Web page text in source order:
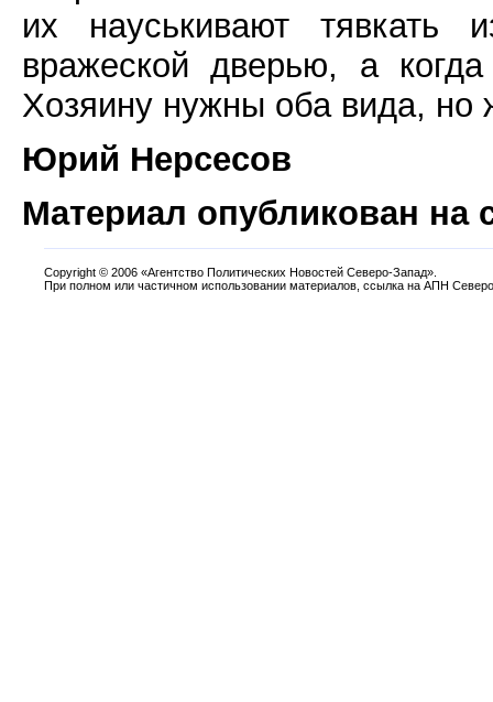
их науськивают
вражеской дверью, а
Хозяину нужны оба вида, но
Юрий Нерсесов
Материал опубликован на
Copyright © 2006 «Агентство Политических Новостей Северо-Запад».
При полном или частичном использовании материалов, ссылка на АПН